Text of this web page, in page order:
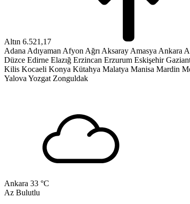
Altın 6.521,17
AdanaAdıyamanAfyonAğrıAksarayAmasyaAnkara
Düzce Edirne Elazığ Erzincan Erzurum Eskişehir
Kilis Kocaeli Konya Kütahya Malatya Manisa Mardin
YalovaYozgat Zonguldak
Ankara 33 °C
Az Bulutlu